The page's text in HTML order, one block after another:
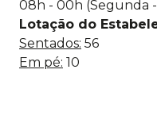
08h - 00h (Segunda
Lotação do
Sentados: 56
Em pé: 10